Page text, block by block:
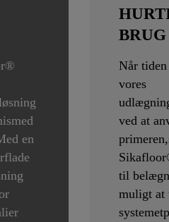
en
BRUG
Når tiden
vores
ved at
til
muligt at